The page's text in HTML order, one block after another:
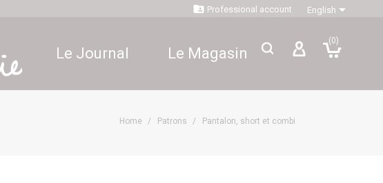
Le Journal Le Magasin
 Professional account English
(0)
Home Patrons Pantalon, short et combi